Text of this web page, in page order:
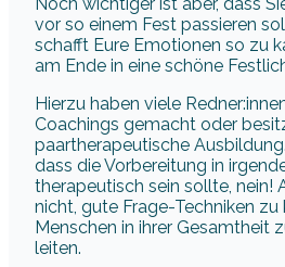
Noch wichtiger ist aber, dass
vor so einem Fest passieren
schafft Eure Emotionen so zu
am Ende in eine schöne
Hierzu haben viele
Coachings gemacht oder
paartherapeutische
dass die Vorbereitung in
therapeutisch sein sollte, nein!
nicht, gute Frage-Techniken zu
Menschen in ihrer Gesamtheit
leiten.